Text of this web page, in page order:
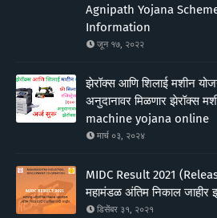
Agnipath Yojana
Information
जून १७, २०२२
झेरॉक्स आणि शिलाई मशीन
अनुदानावर मिळणार झेरॉक्स
machine yojana online
मार्च ०३, २०२४
MIDC Result 2021
महामंडळ अंतिम निकाल जाहीर
डिसेंबर ३१, २०२१